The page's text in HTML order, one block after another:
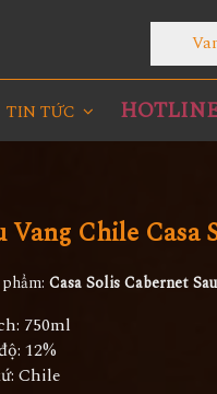
TIN TỨC
Vang Chile Casa
Casa Solis Cabernet
750ml
12%
Chile